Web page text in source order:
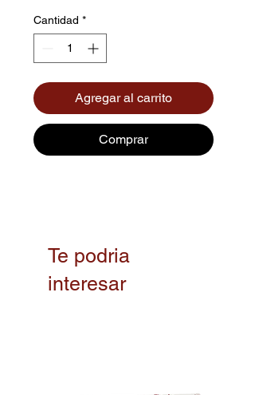
Cantidad *
Agregar al carrito
Comprar
Te podria
interesar